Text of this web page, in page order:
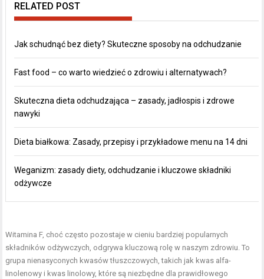
RELATED POST
Jak schudnąć bez diety? Skuteczne sposoby na odchudzanie
Fast food – co warto wiedzieć o zdrowiu i alternatywach?
Skuteczna dieta odchudzająca – zasady, jadłospis i zdrowe
nawyki
Dieta białkowa: Zasady, przepisy i przykładowe menu na 14 dni
Weganizm: zasady diety, odchudzanie i kluczowe składniki
odżywcze
Witamina F, choć często pozostaje w cieniu bardziej popularnych
składników odżywczych, odgrywa kluczową rolę w naszym zdrowiu. To
grupa nienasyconych kwasów tłuszczowych, takich jak kwas alfa-
linolenowy i kwas linolowy, które są niezbędne dla prawidłowego